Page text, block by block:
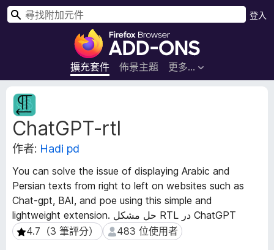
F
r
e
器
附
加
件
擴充套件 佈景主題 更多…
登入
搜
ChatGPT-rtl
作者: Hadi pd
You can solve the issue of displaying Arabic and
Persian texts from right to left on websites such as
Chat-gpt, BAI, and poe using this simple and
lightweight extension. حل مشکل RTL در ChatGPT
4.7（3 筆評分）
4.7（3 筆評分） 483 位使用者
483 位使用者
擴
充
套
件
後
資
料